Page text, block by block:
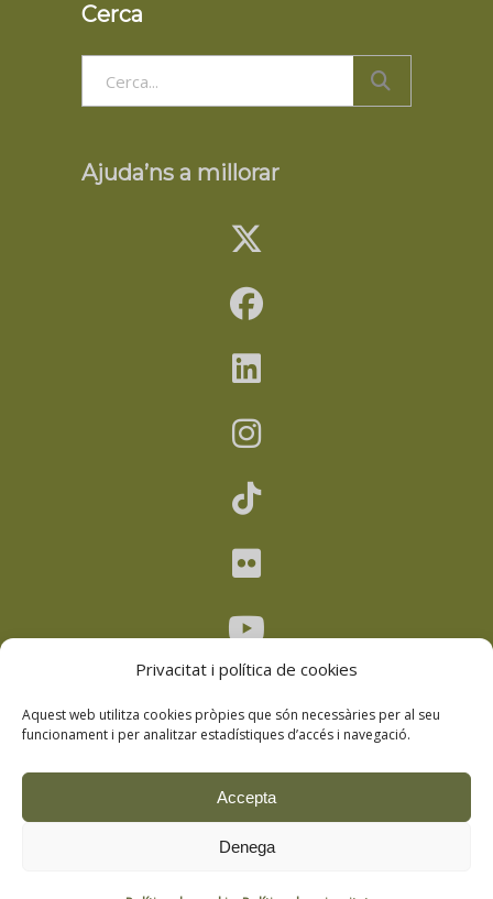
Privacitat i política de cookies
Aquest web utilitza cookies pròpies que són necessàries per al seu
funcionament i per analitzar estadístiques d’accés i navegació.
Accepta
Denega
Cerca
Ajuda’ns a millorar
Política de privacitat
Política de cookies–Política de drets
d’imatge